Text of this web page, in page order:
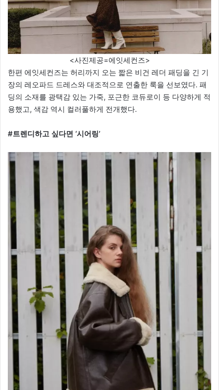
<사진제공=에잇세컨즈>
한편 에잇세컨즈는 허리까지 오는 짧은 비건 레더 패딩을 긴 기
장의 레오파드 드레스와 대조적으로 연출한 룩을 선보였다. 패
딩의 소재를 광택감 있는 가죽, 포근한 코듀로이 등 다양하게 적
용했고, 색감 역시 컬러풀하게 전개했다.
#트렌디하고 싶다면 ‘시어링’